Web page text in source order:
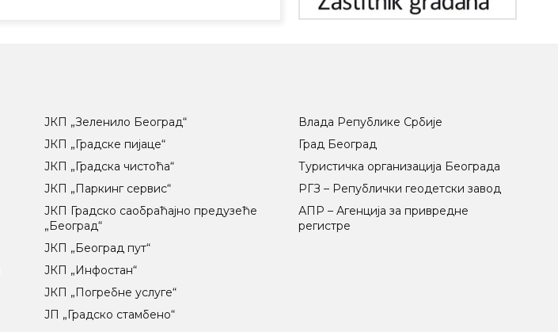
ЈКП „Зеленило Београд“
ЈКП „Градске пијаце“
ЈКП „Градска чистоћа“
ЈКП „Паркинг сервис“
ЈКП Градско саобраћајно предузеће
„Београд“
ЈКП „Београд пут“
ЈКП „Инфостан“
ЈКП „Погребне услуге“
ЈП „Градско стамбено“
Влада Републике Србије
Град Београд
Туристичка организација Београда
РГЗ – Републички геодетски завод
АПР – Агенција за привредне
регистре